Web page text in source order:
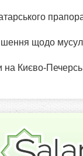
щодо
на Києво-